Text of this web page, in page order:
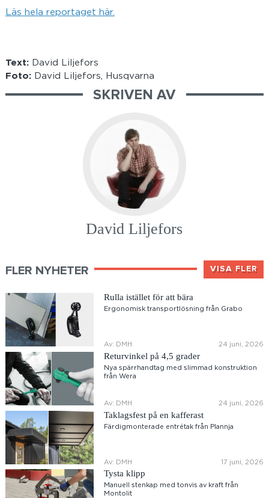
Läs hela reportaget här.
Text: David Liljefors
Foto: David Liljefors, Husqvarna
SKRIVEN AV
David Liljefors
FLER NYHETER VISA FLER
Rulla istället för att bära
Ergonomisk transportlösning från Grabo
Av: DMH 24 juni, 2026
Returvinkel på 4,5 grader
Nya spärrhandtag med slimmad konstruktion
från Wera
Av: DMH 24 juni, 2026
Taklagsfest på en kafferast
Färdigmonterade entrétak från Plannja
Av: DMH 17 juni, 2026
Tysta klipp
Manuell stenkap med tonvis av kraft från
Montolit